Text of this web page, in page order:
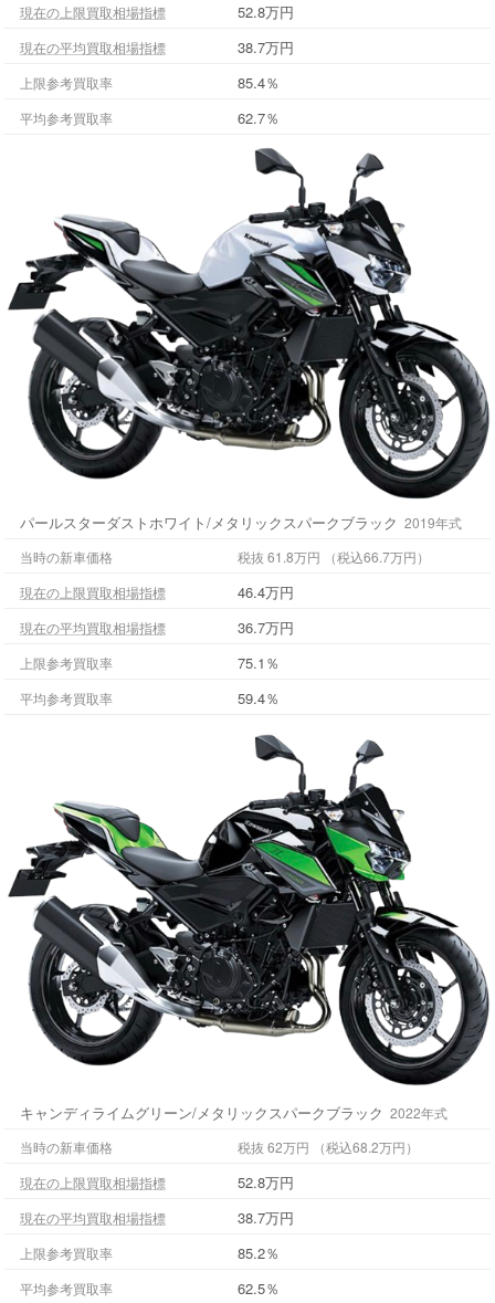
現在の上限買取相場指標 52.8万円
現在の平均買取相場指標 38.7万円
上限参考買取率 85.4％
平均参考買取率 62.7％
パールスターダストホワイト/メタリックスパークブラック 2019年式
当時の新車価格
税抜 61.8万円 （税込66.7万円）
現在の上限買取相場指標
46.4万円
現在の平均買取相場指標 36.7万円
上限参考買取率 75.1％
平均参考買取率 59.4％
キャンディライムグリーン/メタリックスパークブラック 2022年式
当時の新車価格
税抜 62万円 （税込68.2万円）
現在の上限買取相場指標
52.8万円
現在の平均買取相場指標 38.7万円
上限参考買取率 85.2％
平均参考買取率 62.5％